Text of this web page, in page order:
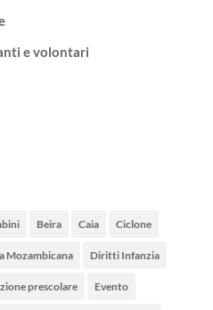
e volontari
Beira Caia Ciclone
Mozambicana Diritti Infanzia
prescolare Evento